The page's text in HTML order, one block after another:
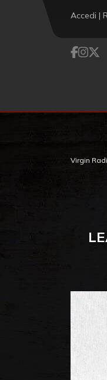
Accedi |
Virgin